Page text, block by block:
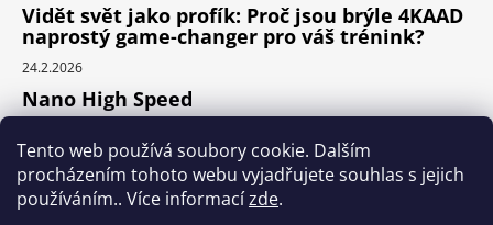
Tento web používá soubory cookie. Dalším
procházením tohoto webu vyjadřujete souhlas s jejich
používáním.. Více informacízde.
Vidět svět jako profík: Proč jsou brýle 4KAAD
naprostý game-changer pro váš trénink?
24.2.2026
Nano High Speed
Nejlepší cyklodoplňky v porovnání cena /
výkon